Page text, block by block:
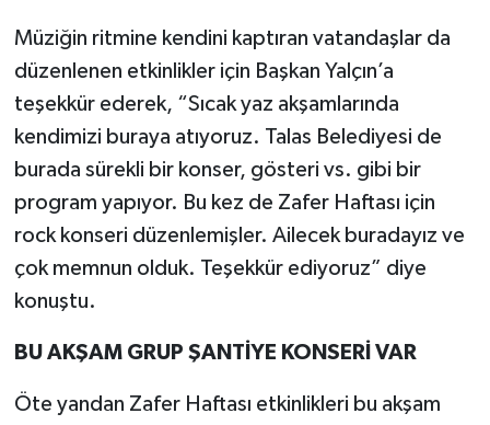
Müziğin ritmine kendini kaptıran vatandaşlar da
düzenlenen etkinlikler için Başkan Yalçın’a
teşekkür ederek, “Sıcak yaz akşamlarında
kendimizi buraya atıyoruz. Talas Belediyesi de
burada sürekli bir konser, gösteri vs. gibi bir
program yapıyor. Bu kez de Zafer Haftası için
rock konseri düzenlemişler. Ailecek buradayız ve
çok memnun olduk. Teşekkür ediyoruz” diye
konuştu.
BU AKŞAM GRUP ŞANTİYE KONSERİ VAR
Öte yandan Zafer Haftası etkinlikleri bu akşam